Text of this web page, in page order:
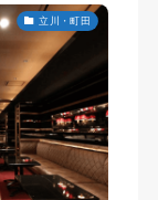
立川・町田